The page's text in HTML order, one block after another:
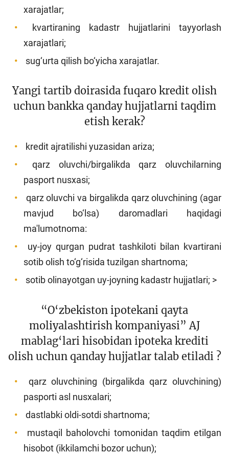
xarajatlar;
kvartiraning kadastr hujjatlarini tayyorlash
xarajatlari;
sug‘urta qilish bo‘yicha xarajatlar.
Yangi tartib doirasida fuqaro kredit olish
uchun bankka qanday hujjatlarni taqdim
etish kerak?
kredit ajratilishi yuzasidan ariza;
qarz oluvchi/birgalikda qarz oluvchilarning
pasport nusxasi;
qarz oluvchi va birgalikda qarz oluvchining (agar
mavjud bo‘lsa) daromadlari haqidagi
ma'lumotnoma:
uy-joy qurgan pudrat tashkiloti bilan kvartirani
sotib olish to‘g‘risida tuzilgan shartnoma;
sotib olinayotgan uy-joyning kadastr hujjatlari; >
“O‘zbekiston ipotekani qayta
moliyalashtirish kompaniyasi” AJ
mablag‘lari hisobidan ipoteka krediti
olish uchun qanday hujjatlar talab etiladi ?
qarz oluvchining (birgalikda qarz oluvchining)
pasporti asl nusxalari;
dastlabki oldi-sotdi shartnoma;
mustaqil baholovchi tomonidan taqdim etilgan
hisobot (ikkilamchi bozor uchun);